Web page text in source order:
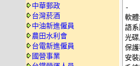
中華郵政
台灣菸酒
中油新進僱員
農田水利會
台電新進僱員
國營事業
-
軟
語
光
保
安